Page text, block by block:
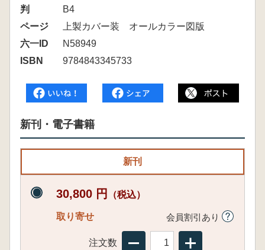
判
B4
ページ
上製カバー装 オールカラー図版
六一ID
N58949
ISBN
9784843345733
新刊・電子書籍
新刊
30,800 円 （税込）
取り寄せ 会員割引あり
注文数